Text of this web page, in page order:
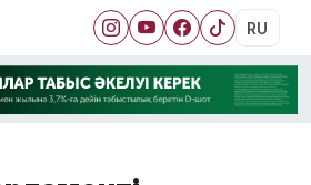
RU